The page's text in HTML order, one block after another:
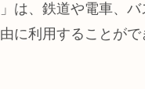
」は、鉄道や電車、
に利用することが